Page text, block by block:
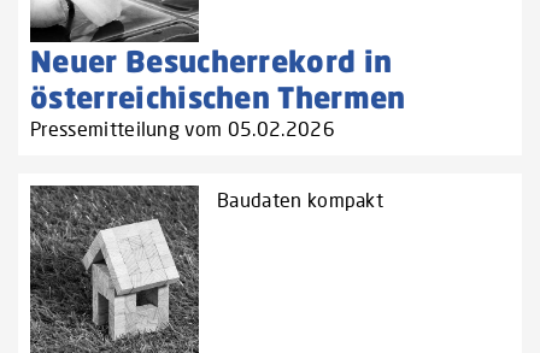
Neuer Besucherrekord in
österreichischen Thermen
Pressemitteilung vom 05.02.2026
Baudaten kompakt